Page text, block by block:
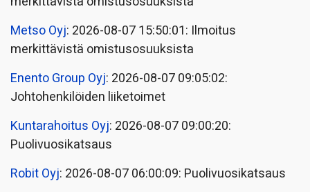
Metso Oyj: 2026-08-07 15:50:01: Ilmoitus
merkittävistä omistusosuuksista
Enento Group Oyj: 2026-08-07 09:05:02:
Johtohenkilöiden liiketoimet
Kuntarahoitus Oyj: 2026-08-07 09:00:20:
Puolivuosikatsaus
Robit Oyj: 2026-08-07 06:00:09: Puolivuosikatsaus